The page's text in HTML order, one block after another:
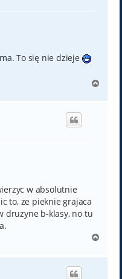
To się nie dzieje
g
w absolutnie
to, ze pieknie grajaca
druzyne b-klasy, no tu
g